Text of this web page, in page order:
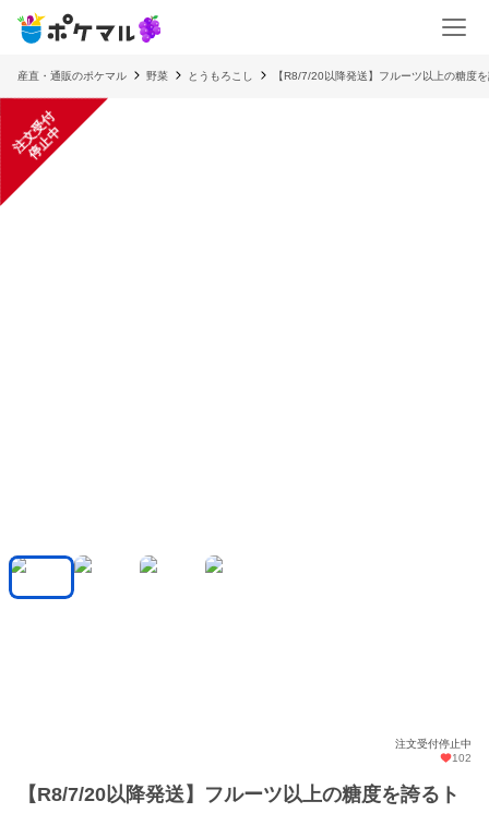
産直・通販のポケマル 野菜 とうもろこし 【R8/7/20以降発送】フルーツ以上の糖度
注
文
受
付
停
止
中
注文受付停止中
102
【R8/7/20以降発送】フルーツ以上の糖度を誇るト